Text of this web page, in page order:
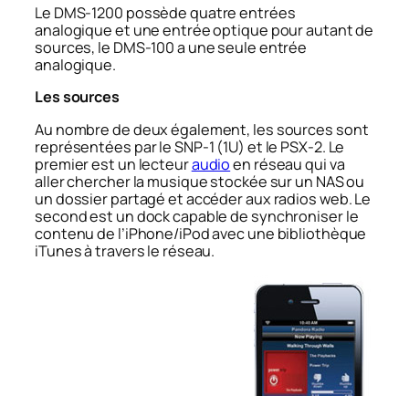
Le DMS-1200 possède quatre entrées
analogique et une entrée optique pour autant de
sources, le DMS-100 a une seule entrée
analogique.
Les sources
Au nombre de deux également, les sources sont
représentées par le SNP-1 (1U) et le PSX-2. Le
premier est un lecteuraudioen réseau qui va
aller chercher la musique stockée sur un NAS ou
un dossier partagé et accéder aux radios web. Le
second est un dock capable de synchroniser le
contenu de l’iPhone/iPod avec une bibliothèque
iTunes à travers le réseau.